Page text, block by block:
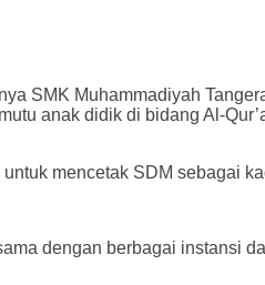
SMK Muhammadiyah
anak didik di bidang Al-
mencetak SDM sebagai
dengan berbagai instansi